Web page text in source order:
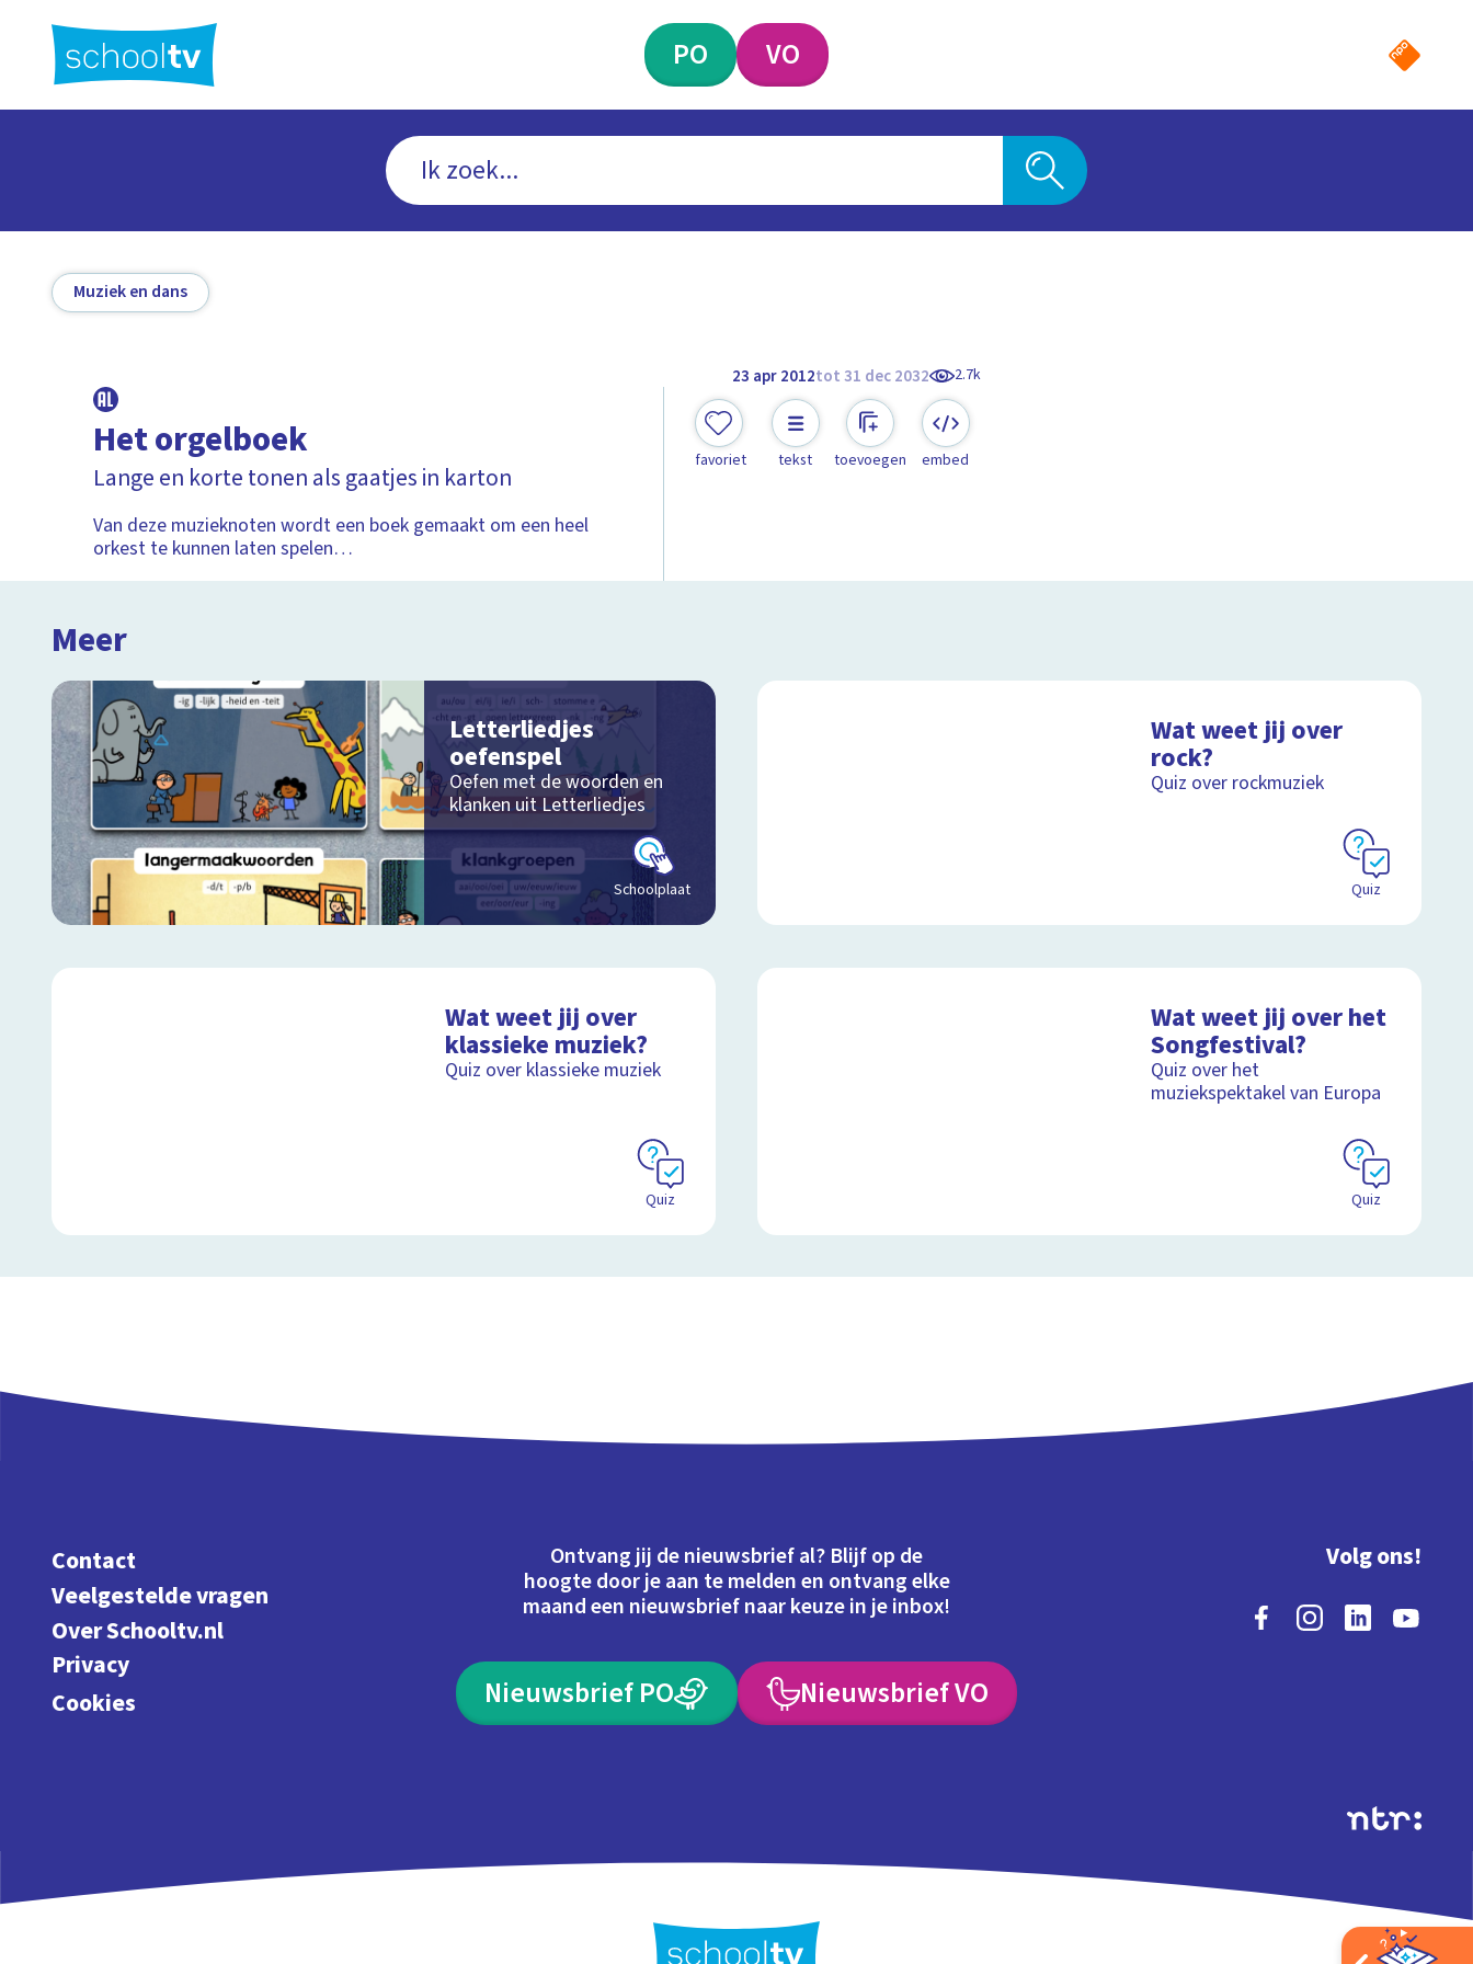
hoofdinhoud
PO VO
Muziek en dans
23 apr 2012tot 31 dec 2032 2.7k
Het orgelboek
Lange en korte tonen als gaatjes in karton
Van deze muzieknoten wordt een boek gemaakt om een heel
orkest te kunnen laten spelen…
favoriet tekst toevoegen embed
Meer
Letterliedjes
oefenspel
Oefen met de woorden en
klanken uit Letterliedjes
Schoolplaat
Wat weet jij over
rock?
Quiz over rockmuziek
Quiz
Wat weet jij over
klassieke muziek?
Quiz over klassieke muziek
Quiz
Wat weet jij over het
Songfestival?
Quiz over het
muziekspektakel van Europa
Quiz
Contact
Veelgestelde vragen
Over Schooltv.nl
Privacy
Cookies
Ontvang jij de nieuwsbrief al? Blijf op de
hoogte door je aan te melden en ontvang elke
maand een nieuwsbrief naar keuze in je inbox!
Nieuwsbrief PO Nieuwsbrief VO
Volg ons!
Extra's